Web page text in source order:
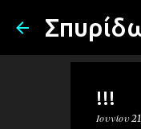
!!!
Ιουνίου